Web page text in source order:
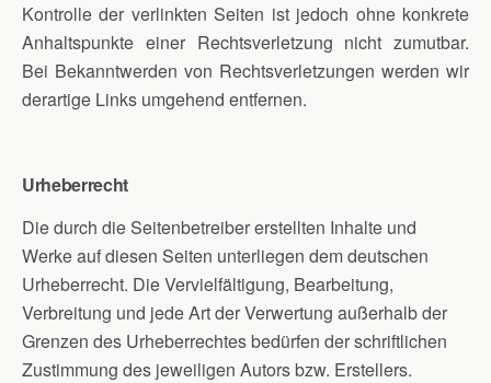
Kontrolle der verlinkten Seiten ist jedoch ohne konkrete
Anhaltspunkte einer Rechtsverletzung nicht zumutbar.
Bei Bekanntwerden von Rechtsverletzungen werden wir
derartige Links umgehend entfernen.
Urheberrecht
Die durch die Seitenbetreiber erstellten Inhalte und
Werke auf diesen Seiten unterliegen dem deutschen
Urheberrecht. Die Vervielfältigung, Bearbeitung,
Verbreitung und jede Art der Verwertung außerhalb der
Grenzen des Urheberrechtes bedürfen der schriftlichen
Zustimmung des jeweiligen Autors bzw. Erstellers.